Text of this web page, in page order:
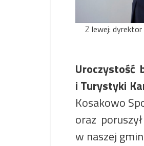
Z lewej:
Uroczystość
i Turystyki
Kosakowo
oraz
w naszej